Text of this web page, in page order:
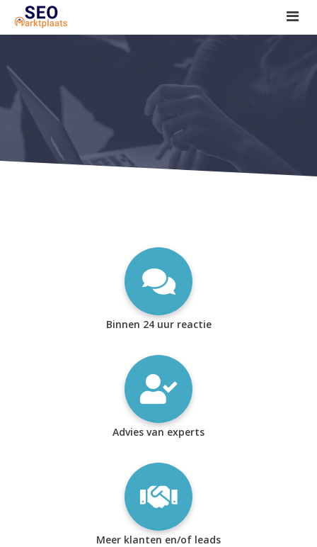
SEO tools reviews
Marketeer bij jou in de buurt?
Offerte
1. Seo voor beginners +
2. Onderzoeken +
Binnen 24 uur reactie
Advies van experts
Meer klanten en/of leads